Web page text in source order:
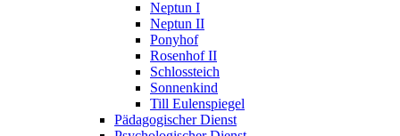
Neptun I
Neptun II
Ponyhof
Rosenhof II
Schlossteich
Sonnenkind
Till Eulenspiegel
Pädagogischer Dienst